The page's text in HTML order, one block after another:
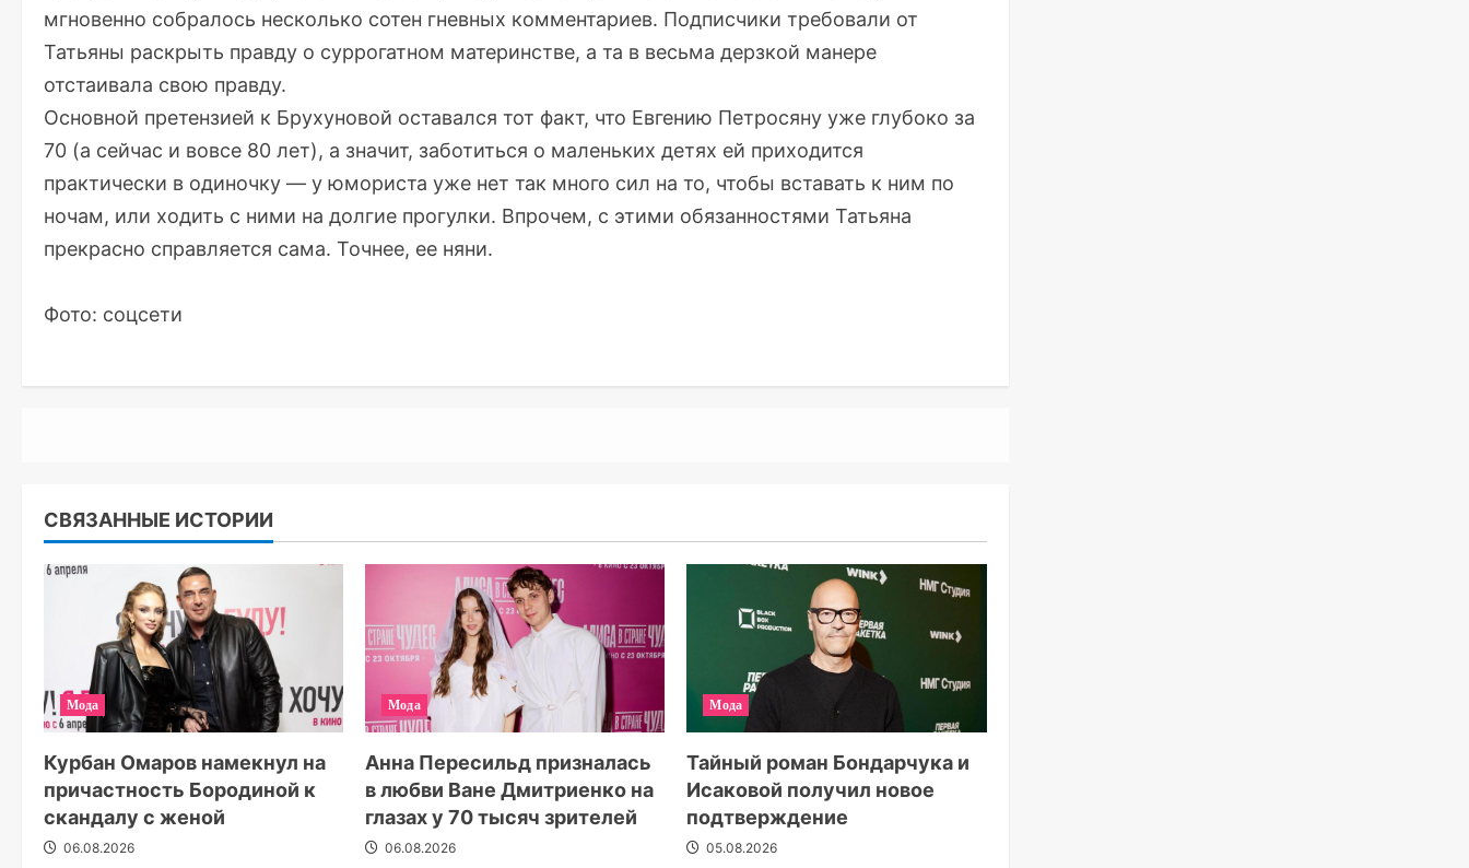
мгновенно собралось несколько сотен гневных комментариев. Подписчики требовали от
Татьяны раскрыть правду о суррогатном материнстве, а та в весьма дерзкой манере
отстаивала свою правду.
Основной претензией к Брухуновой оставался тот факт, что Евгению Петросяну уже глубоко за
70 (а сейчас и вовсе 80 лет), а значит, заботиться о маленьких детях ей приходится
практически в одиночку — у юмориста уже нет так много сил на то, чтобы вставать к ним по
ночам, или ходить с ними на долгие прогулки. Впрочем, с этими обязанностями Татьяна
прекрасно справляется сама. Точнее, ее няни.
Фото: соцсети
СВЯЗАННЫЕ ИСТОРИИ
Мода
Курбан Омаров намекнул на
причастность Бородиной к
скандалу с женой
06.08.2026
Мода
Анна Пересильд призналась
в любви Ване Дмитриенко на
глазах у 70 тысяч зрителей
06.08.2026
Мода
Тайный роман Бондарчука и
Исаковой получил новое
подтверждение
05.08.2026